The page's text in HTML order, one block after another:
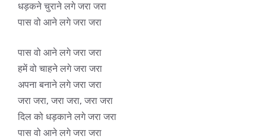
धड़कने चुराने लगे जरा जरा
पास वो आने लगे जरा जरा
पास वो आने लगे जरा जरा
हमें वो चाहने लगे जरा जरा
अपना बनाने लगे जरा जरा
जरा जरा, जरा जरा, जरा जरा
दिल को धड़काने लगे जरा जरा
पास वो आने लगे जरा जरा